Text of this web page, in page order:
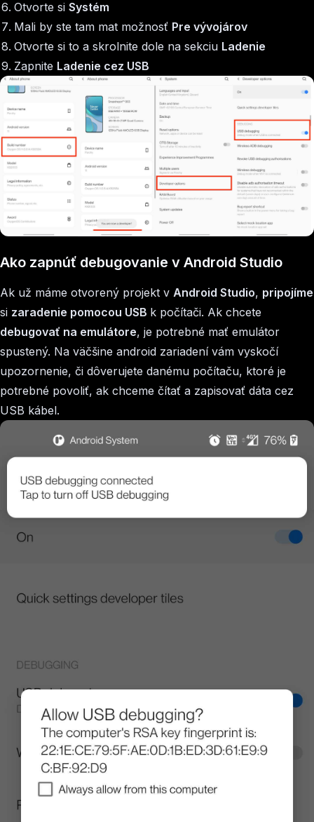
Otvorte si Systém
Mali by ste tam mat možnosť Pre vývojárov
Otvorte si to a skrolnite dole na sekciu Ladenie
Zapnite Ladenie cez USB
Ako zapnúť debugovanie v Android Studio
Ak už máme otvorený projekt v Android Studio, pripojíme
si zaradenie pomocou USB k počítači. Ak chcete
debugovať na emulátore, je potrebné mať emulátor
spustený. Na väčšine android zariadení vám vyskočí
upozornenie, či dôverujete danému počítaču, ktoré je
potrebné povoliť, ak chceme čítať a zapisovať dáta cez
USB kábel.